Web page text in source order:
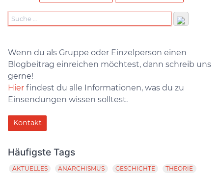
Wenn du als Gruppe oder Einzelperson einen
Blogbeitrag einreichen möchtest, dann schreib uns
gerne!
Hier findest du alle Informationen, was du zu
Einsendungen wissen solltest.
Kontakt
Häufigste Tags
AKTUELLES ANARCHISMUS GESCHICHTE
THEORIE